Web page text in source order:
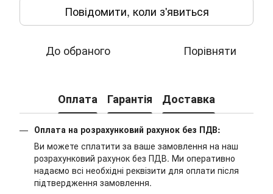
Повідомити, коли з'явиться
До обраного Порівняти
Оплата Гарантія Доставка
Оплата на розрахунковий рахунок без ПДВ:
Ви можете сплатити за ваше замовлення на наш
розрахунковий рахунок без ПДВ. Ми оперативно
надаємо всі необхідні реквізити для оплати після
підтвердження замовлення.